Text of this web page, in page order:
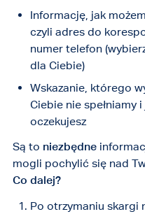
Informację, jak
czyli adres do
numer telefon
dla Ciebie)
Wskazanie, którego
Ciebie nie spełniamy
oczekujesz
Są to niezbędne
mogli pochylić się nad
Co dalej?
Po otrzymaniu skargi